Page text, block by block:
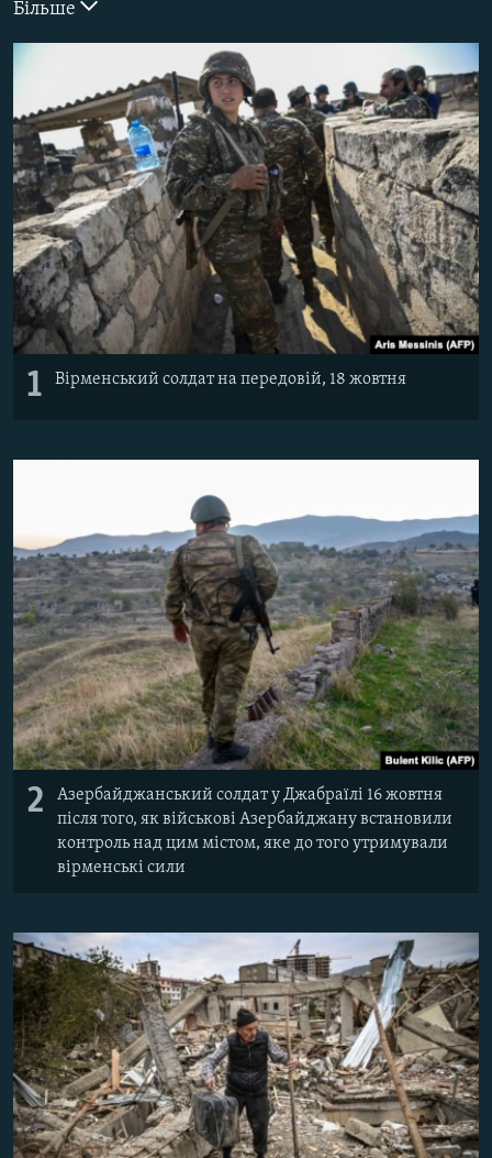
УКРАЇНСЬКА ПРОБЛЕМА КРИМУ
ІНФОГРАФІКА
Русский
ДОЛУЧАЙСЯ!
Усі сайти RFE/RL
Більше
1 Вірменський солдат на передовій, 18 жовтня
2
Азербайджанський солдат у Джабраїлі 16 жовтня
після того, як військові Азербайджану встановили
контроль над цим містом, яке до того утримували
вірменські сили